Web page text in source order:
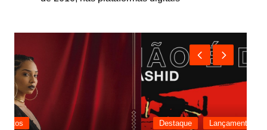
Destaque